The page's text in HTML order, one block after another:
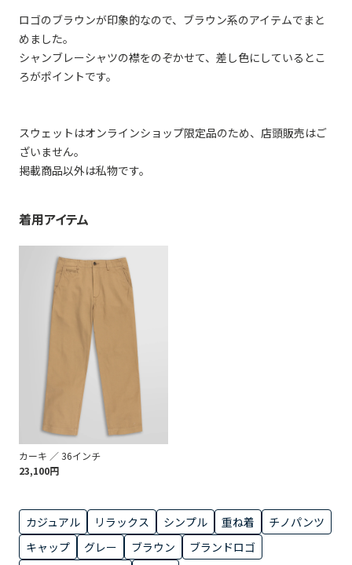
ロゴのブラウンが印象的なので、ブラウン系のアイテムでまと
めました。
シャンブレーシャツの襟をのぞかせて、差し色にしているとこ
ろがポイントです。
スウェットはオンラインショップ限定品のため、店頭販売はご
ざいません。
掲載商品以外は私物です。
着用アイテム
カーキ ／ 36インチ
23,100円
カジュアル リラックス シンプル 重ね着
チノパンツ
キャップ
グレー ブラウン
ブランドロゴ